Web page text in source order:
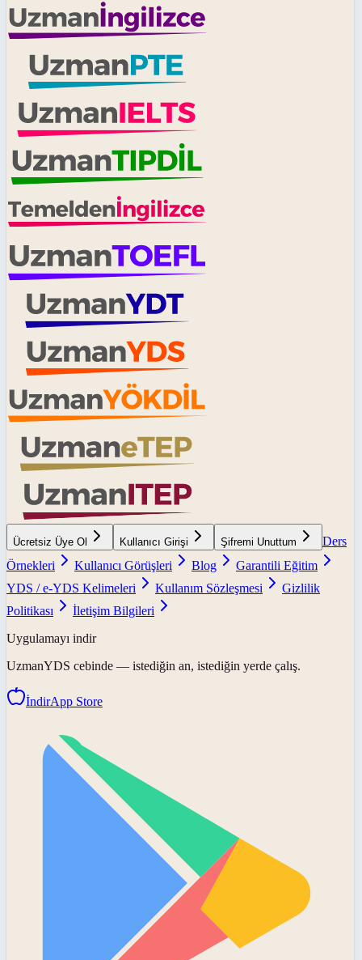
Ücretsiz Üye Ol Kullanıcı Girişi Şifremi Unuttum
Ders
Örnekleri
Kullanıcı Görüşleri Blog
Garantili Eğitim
YDS / e-YDS Kelimeleri
Kullanım Sözleşmesi
Gizlilik
Politikası
İletişim Bilgileri
Uygulamayı indir
UzmanYDS cebinde — istediğin an, istediğin yerde çalış.
İndirApp Store